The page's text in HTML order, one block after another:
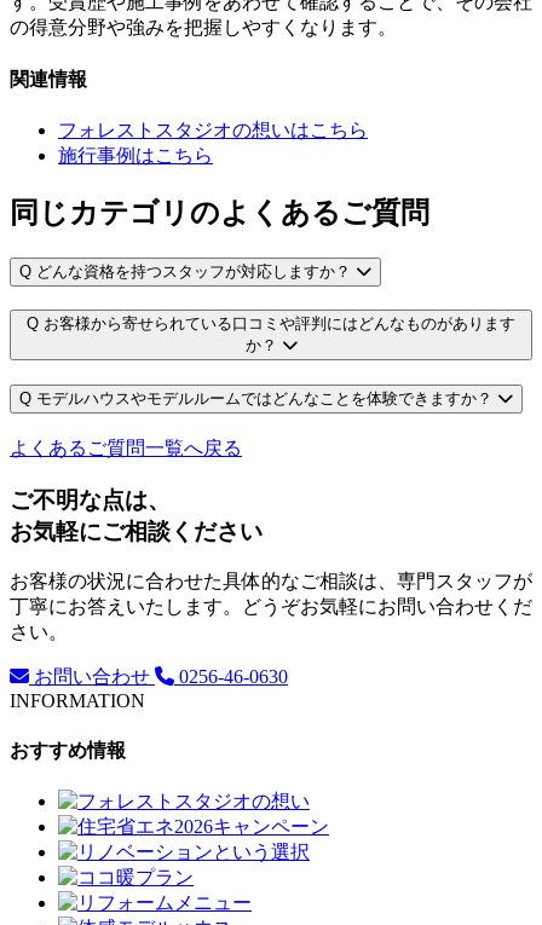
の得意分野や強みを把握しやすくなります。
関連情報
フォレストスタジオの想いはこちら
施行事例はこちら
同じカテゴリのよくあるご質問
Q どんな資格を持つスタッフが対応しますか？
Q お客様から寄せられている口コミや評判にはどんなものがあります
か？
Q モデルハウスやモデルルームではどんなことを体験できますか？
よくあるご質問一覧へ戻る
ご不明な点は、
お気軽にご相談ください
お客様の状況に合わせた具体的なご相談は、専門スタッフが
丁寧にお答えいたします。どうぞお気軽にお問い合わせくだ
さい。
お問い合わせ
0256-46-0630
INFORMATION
おすすめ情報